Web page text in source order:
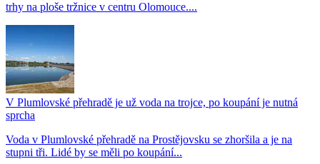
trhy na ploše tržnice v centru Olomouce....
V Plumlovské přehradě je už voda na trojce, po koupání je nutná
sprcha
Voda v Plumlovské přehradě na Prostějovsku se zhoršila a je na
stupni tři. Lidé by se měli po koupání...